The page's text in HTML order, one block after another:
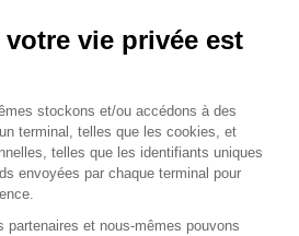
prévoit d’investir en France
dédiées à
Les premiers projets portent sur
milliards d’euros afin de
de données dans les Hauts-
vie privée est
stockons et/ou accédons à des
terminal, telles que les cookies, et
telles que les identifiants uniques
envoyées par chaque terminal pour
et nous-mêmes pouvons